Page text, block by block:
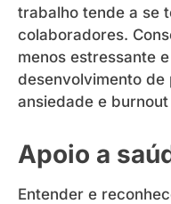
trabalho tende a se
colaboradores.
menos estressante
desenvolvimento de
ansiedade e
Apoio a
Entender e